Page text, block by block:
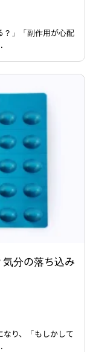
？」「副作用が心配
分の落ち込み
り、「もしかして